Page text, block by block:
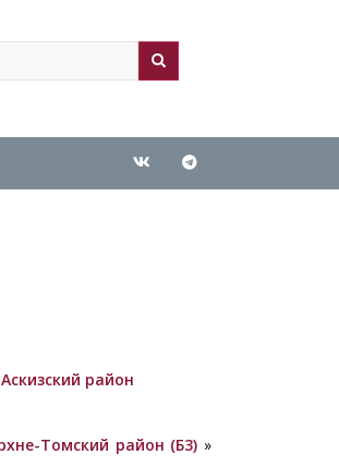
Аскизский район
Томский район (Б3) »